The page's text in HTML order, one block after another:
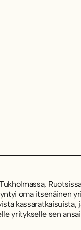
oma itsenäinen
kassaratkaisuista,
yritykselle sen